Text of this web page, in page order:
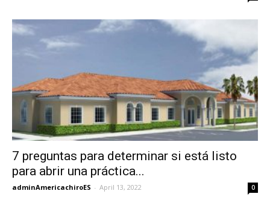
7 preguntas para determinar si está listo
para abrir una práctica...
adminAmericachiroES - April 13, 2022 0